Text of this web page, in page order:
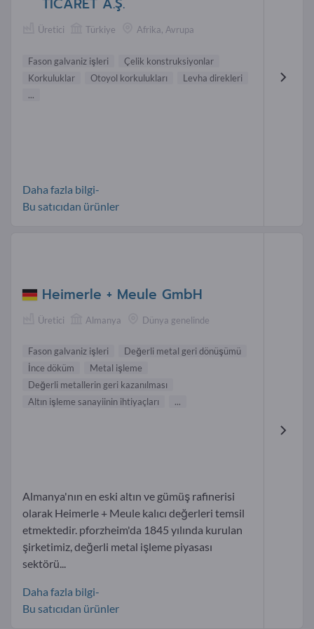
TİCARET A.Ş.
Üretici Türkiye Afrika, Avrupa
Fason galvaniz işleri
Çelik konstruksiyonlar
Korkuluklar
Otoyol korkulukları
Levha direkleri
...
Daha fazla bilgi-
Bu satıcıdan ürünler
Heimerle + Meule GmbH
Üretici Almanya Dünya genelinde
Fason galvaniz işleri
Değerli metal geri dönüşümü
İnce döküm
Metal işleme
Değerli metallerin geri kazanılması
Altın işleme sanayiinin ihtiyaçları
...
Almanya'nın en eski altın ve gümüş rafinerisi
olarak Heimerle + Meule kalıcı değerleri temsil
etmektedir. pforzheim'da 1845 yılında kurulan
şirketimiz, değerli metal işleme piyasası
sektörü...
Daha fazla bilgi-
Bu satıcıdan ürünler